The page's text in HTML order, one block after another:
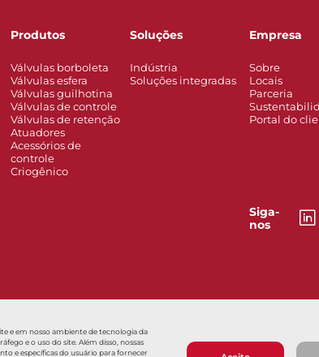
e em nosso ambiente de tecnologia da
e o uso do site. Além disso, nossas
e específicas do usuário para fornecer
Produtos
Válvulas borboleta
Válvulas esfera
Válvulas guilhotina
Válvulas de controle
Válvulas de retenção
Atuadores
Acessórios de
controle
Criogênico
Soluções
Indústria
Soluções integradas
Empresa
Sobre
Locais
Parceria
Portal do
Siga-
nos